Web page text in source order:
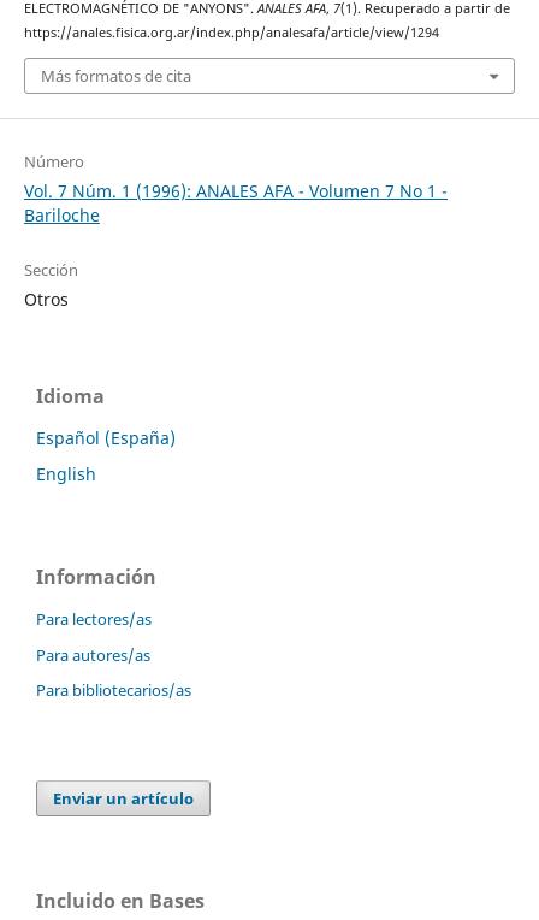
ELECTROMAGNÉTICO DE "ANYONS".ANALES AFA, 7(1). Recuperado a partir de
https://anales.fisica.org.ar/index.php/analesafa/article/view/1294
Más formatos de cita
Número
Vol. 7 Núm. 1 (1996): ANALES AFA - Volumen 7 No 1 -
Bariloche
Sección
Otros
Idioma
Español (España)
English
Información
Para lectores/as
Para autores/as
Para bibliotecarios/as
Enviar un artículo
Incluido en Bases